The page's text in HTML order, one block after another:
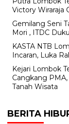
Victory Wiraraja
Gemilang Seni
Mori , ITDC
KASTA NTB
Incaran, Luka
Kejari Lombok
Cangkang
Tanah Wisata
BERITA